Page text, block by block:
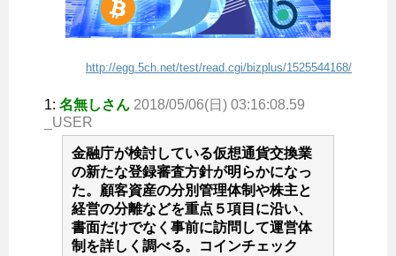
http://egg.5ch.net/test/read.cgi/bizplus/1525544168/
1: 名無しさん 2018/05/06(日) 03:16:08.59
_USER
金融庁が検討している仮想通貨交換業
の新たな登録審査方針が明らかになっ
た。顧客資産の分別管理体制や株主と
経営の分離などを重点５項目に沿い、
書面だけでなく事前に訪問して運営体
制を詳しく調べる。コインチェック